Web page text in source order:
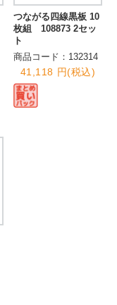
つながる四線黒板 10
枚組 108873 2セッ
ト
商品コード：132314
41,118 円(税込)